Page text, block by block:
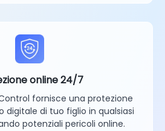
online 24/7
fornisce una protezione
digitale di tuo figlio in qualsiasi
potenziali pericoli online.